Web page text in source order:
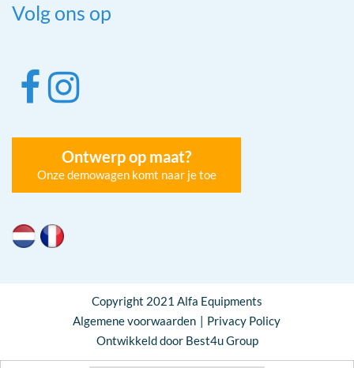
Volg ons op
Ontwerp op maat?
Onze demowagen komt naar je toe
Copyright 2021 Alfa Equipments
Algemene voorwaarden
Privacy Policy
Ontwikkeld door Best4u Group